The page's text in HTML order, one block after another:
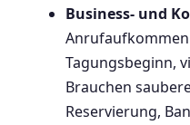
Business- und
Tagungsbeginn,
Brauchen
Reservierung,